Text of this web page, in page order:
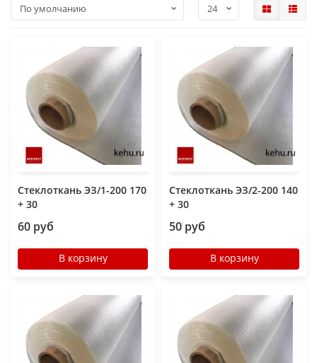
Стеклоткань ЭЗ/1-200 170
+ 30
60 руб
В корзину
Стеклоткань ЭЗ/2-200 140
+ 30
50 руб
В корзину